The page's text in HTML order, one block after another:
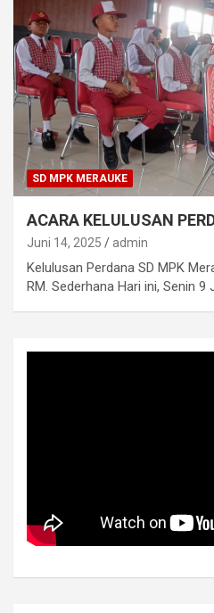
SD MPK MERAUKE
ACARA KELULUSAN
Juni 14, 2025 admin
Kelulusan Perdana SD MPK
RM. Sederhana Hari ini, Senin 9